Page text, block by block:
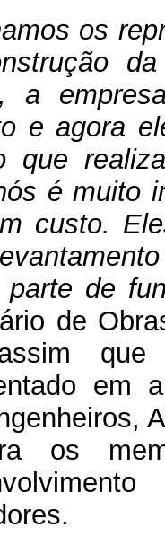
os
a
e agora
que
é muito
custo.
de
de
que
em
os